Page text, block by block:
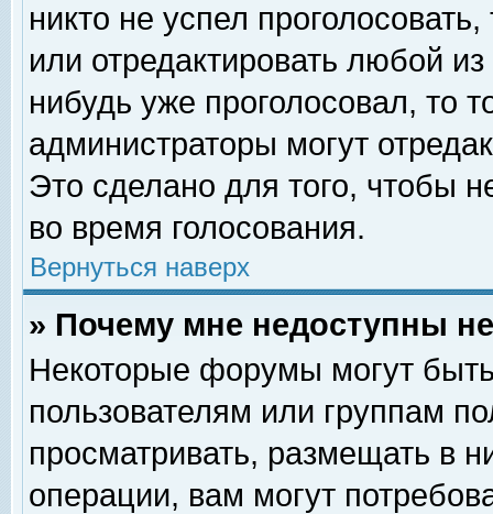
никто не успел
или отредактировать любой
нибудь уже проголосовал, то
администраторы могут
Это сделано для того, чтобы
во время голосования.
Вернуться наверх
» Почему мне недоступны
Некоторые форумы могут
пользователям или группам
просматривать, размещать в
операции, вам могут